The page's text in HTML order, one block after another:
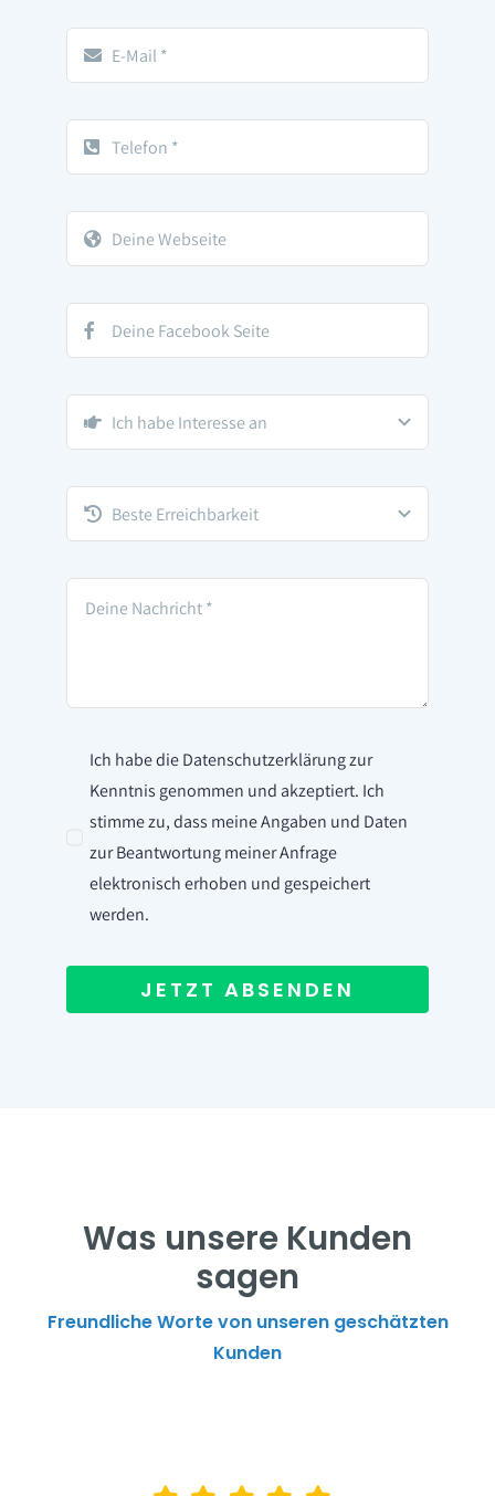
Ich habe die Datenschutzerklärung zur
Kenntnis genommen und akzeptiert. Ich
stimme zu, dass meine Angaben und Daten
zur Beantwortung meiner Anfrage
elektronisch erhoben und gespeichert
werden.
JETZT ABSENDEN
Was unsere Kunden
sagen
Freundliche Worte von unseren geschätzten
Kunden